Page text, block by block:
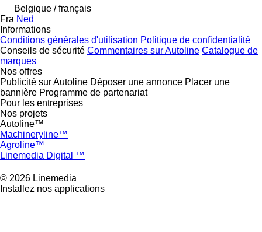
Belgique / français
Fra Ned
Informations
Conditions générales d'utilisation Politique de confidentialité
Conseils de sécurité Commentaires sur Autoline Catalogue de
marques
Nos offres
Publicité sur Autoline Déposer une annonce Placer une
bannière Programme de partenariat
Pour les entreprises
Nos projets
Autoline™
Machineryline™
Agroline™
Linemedia Digital ™
© 2026 Linemedia
Installez nos applications